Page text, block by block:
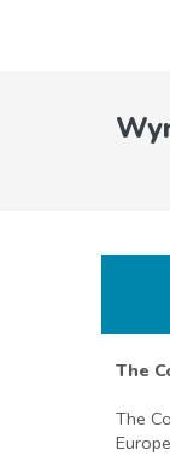
The
The